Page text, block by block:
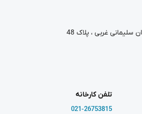
سلیمانی غربی ، پلاک 48
تلفن کارخانه
021-26753815